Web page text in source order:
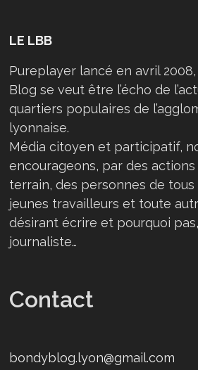
LE LBB
Pureplayer lancé en avril
Blog se veut être l’écho de
quartiers populaires de
lyonnaise.
Média citoyen et participatif,
encourageons, par des
terrain, des personnes de tous
jeunes travailleurs et toute
désirant écrire et pourquoi
journaliste…
Contact
bondyblog.lyon@gmail.com